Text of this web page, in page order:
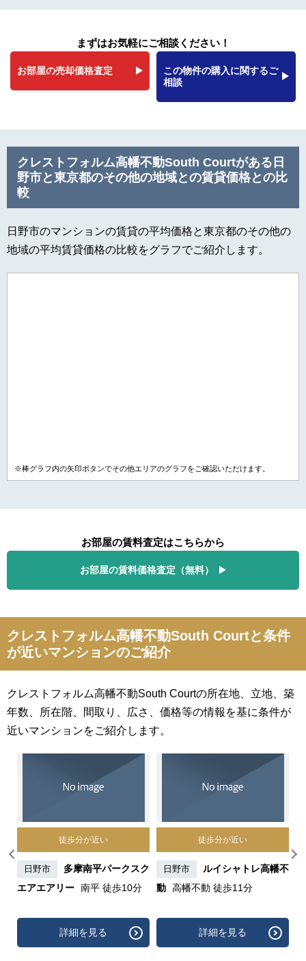
まずはお気軽にご相談ください！
お部屋の売却価格査定
この物件の購入に関するご
相談
クレストフォルム高幡不動South Courtがある日
野市と東京都のその他の地域との賃貸価格との比
較
日野市のマンションの賃貸の平均価格と東京都のその他の
地域の平均賃貸価格の比較をグラフでご紹介します。
※棒グラフ内の矢印ボタンでその他エリアのグラフをご確認いただけます。
お部屋の賃料査定はこちらから
お部屋の賃料価格査定（無料）
クレストフォルム高幡不動South Courtと条件
が近いマンションのご紹介
クレストフォルム高幡不動South Courtの所在地、立地、築
年数、所在階、間取り、広さ、価格等の情報を基に条件が
近いマンションをご紹介します。
徒歩分が近い
日野市
多摩南平パークスク
エアエアリー 南平 徒歩10分
詳細を見る
徒歩分が近い
日野市
ルイシャトレ高幡不
動 高幡不動 徒歩11分
詳細を見る